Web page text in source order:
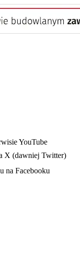
YouTube
X (dawniej Twitter)
na Facebooku